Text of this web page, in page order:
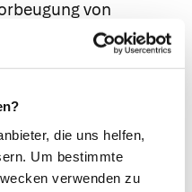
die uns helfen,
Um bestimmte
verwenden zu
von
oder
therapiert